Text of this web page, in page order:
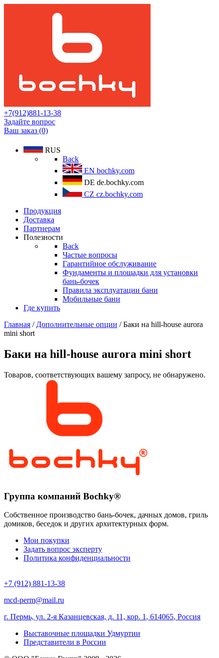
+7(912)881-13-38
Задайте вопрос
Ваш заказ (0)
RUS
Back
EN bochky.com
DE de.bochky.com
CZ cz.bochky.com
Продукция
Доставка
Партнерам
Полезности
Back
Частые вопросы
Гарантийное обслуживание
Фундаменты и площадки для установки
бань-бочек
Правила эксплуатации бани
Мобильные бани
Где купить
Главная / Дополнительные опции / Баки на hill-house aurora
mini short
Баки на hill-house aurora mini short
Товаров, соответствующих вашему запросу, не обнаружено.
Группа компаний Bochky®
Собственное производство бань-бочек, дачных домов, гриль
домиков, беседок и других архитектурных форм.
Мои покупки
Задать вопрос эксперту
Политика конфиденциальности
+7 (912) 881-13-38
mcd-perm@mail.ru
г. Пермь, ул. 2-я Казанцевская, д. 11, кор. 1 , 614065, Россия
Выставочные площадки Удмуртии
Представители в России